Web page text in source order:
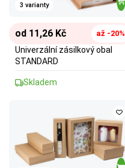
3 varianty
od 11,26 Kč až -20%
Univerzální zásilkový obal
STANDARD
Skladem